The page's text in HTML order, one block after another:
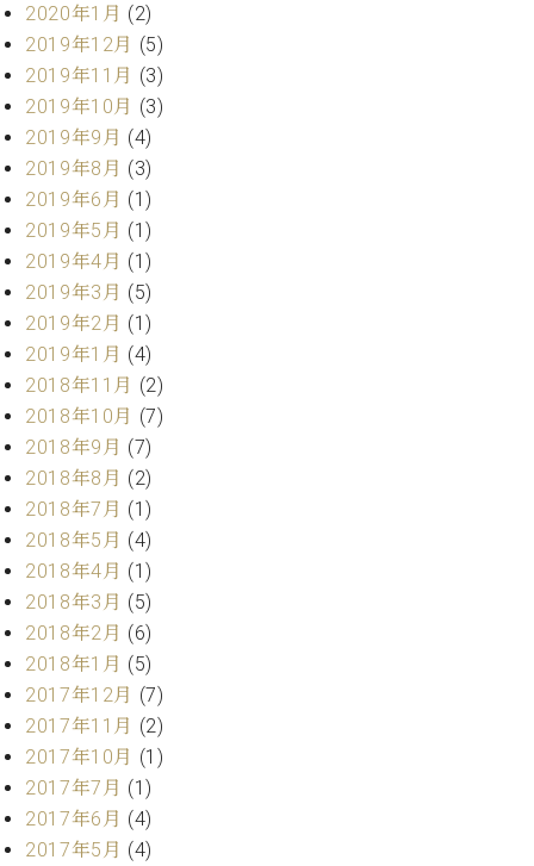
W.
ホ
フ
マ
ン
プ
ロ
フ
ェ
ッ
シ
ョ
ナ
ル
W.
ホ
フ
マ
ン
ト
ラ
デ
ィ
シ
ョ
ン
W.
ホ
内
(PDF)
お
問
い
わ
せ
本
社
：
王
子
・
術
営
業
セ
ン
タ
ー
ス
タ
ッ
フ
挨
拶
2020年1月 (2)
2019年12月 (5)
2019年11月 (3)
2019年10月 (3)
2019年9月 (4)
2019年8月 (3)
2019年6月 (1)
2019年5月 (1)
2019年4月 (1)
2019年3月 (5)
2019年2月 (1)
2019年1月 (4)
2018年11月 (2)
2018年10月 (7)
2018年9月 (7)
2018年8月 (2)
2018年7月 (1)
2018年5月 (4)
2018年4月 (1)
2018年3月 (5)
2018年2月 (6)
2018年1月 (5)
2017年12月 (7)
2017年11月 (2)
2017年10月 (1)
2017年7月 (1)
2017年6月 (4)
2017年5月 (4)